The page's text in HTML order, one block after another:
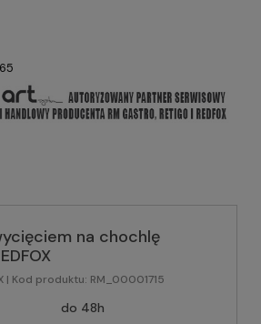
na chochlę
| Kod produktu: RM_00001715
do 48h